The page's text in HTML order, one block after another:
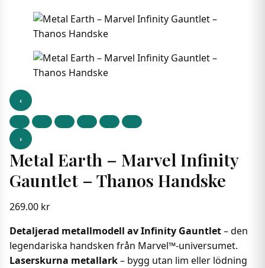
‹
›
Metal Earth – Marvel Infinity
Gauntlet – Thanos Handske
269.00 kr
Detaljerad metallmodell av Infinity Gauntlet– den
legendariska handsken från Marvel™-universumet.
Laserskurna metallark– bygg utan lim eller lödning